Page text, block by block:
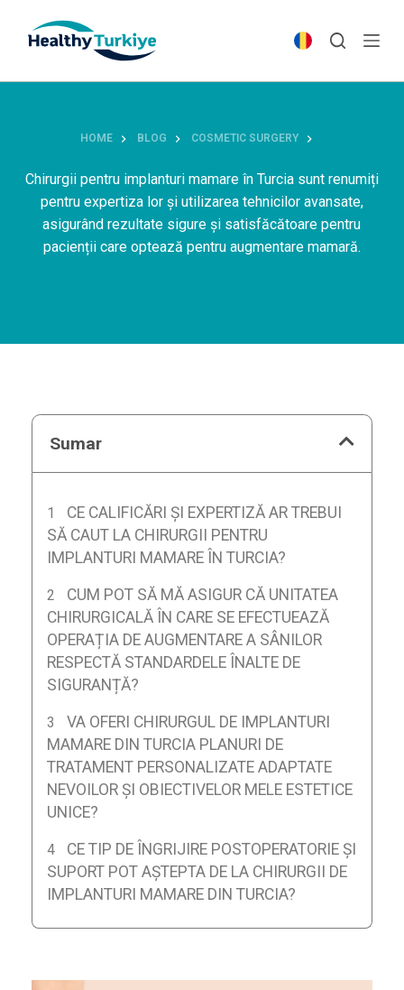
p
o
HOME BLOG COSMETIC SURGERY
Chirurgii pentru implanturi mamare în Turcia sunt renumiți
pentru expertiza lor și utilizarea tehnicilor avansate,
asigurând rezultate sigure și satisfăcătoare pentru
pacienții care optează pentru augmentare mamară.
Sumar
CE CALIFICĂRI ȘI EXPERTIZĂ AR TREBUI
SĂ CAUT LA CHIRURGII PENTRU
IMPLANTURI MAMARE ÎN TURCIA?
CUM POT SĂ MĂ ASIGUR CĂ UNITATEA
CHIRURGICALĂ ÎN CARE SE EFECTUEAZĂ
OPERAȚIA DE AUGMENTARE A SÂNILOR
RESPECTĂ STANDARDELE ÎNALTE DE
SIGURANȚĂ?
VA OFERI CHIRURGUL DE IMPLANTURI
MAMARE DIN TURCIA PLANURI DE
TRATAMENT PERSONALIZATE ADAPTATE
NEVOILOR ȘI OBIECTIVELOR MELE ESTETICE
UNICE?
CE TIP DE ÎNGRIJIRE POSTOPERATORIE ȘI
SUPORT POT AȘTEPTA DE LA CHIRURGII DE
IMPLANTURI MAMARE DIN TURCIA?